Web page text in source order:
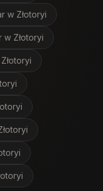
w Złotoryi
w Złotoryi